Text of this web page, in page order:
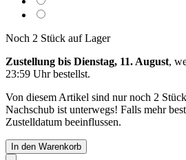
Noch 2 Stück auf Lager
Zustellung bis Dienstag, 11. August,
23:59 Uhrbestellst.
Von diesem Artikel sind nur noch 2
Nachschub ist unterwegs! Falls mehr
Zustelldatum beeinflussen.
In den Warenkorb